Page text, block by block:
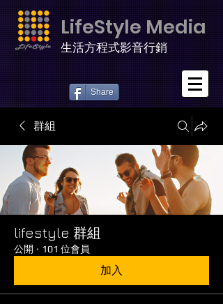
LifeStyle Media
生活方程式影音行銷
Share
群組
lifestyle 群組
公開 · 101 位會員
加入